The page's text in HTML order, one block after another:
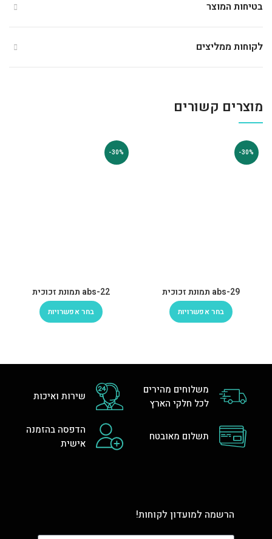
בטיחות המוצר
לקוחות ממליצים
מוצרים קשורים
-30%
abs-29 תמונת זכוכית
בחר אפשרויות
-30%
abs-22 תמונת זכוכית
בחר אפשרויות
משלוחים מהירים
לכל חלקי הארץ
שירות ואיכות
תשלום מאובטח
הדפסה בהזמנה
אישית
הרשמה למועדון לקוחות!